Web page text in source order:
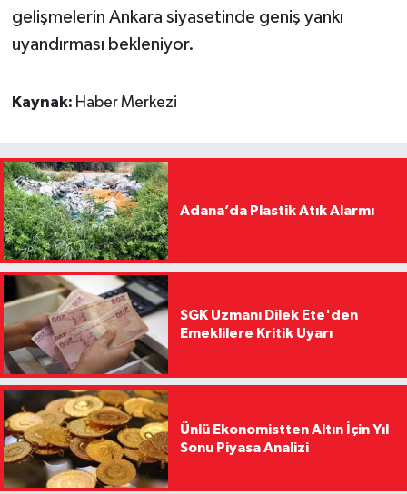
gelişmelerin Ankara siyasetinde geniş yankı
uyandırması bekleniyor.
Kaynak: Haber Merkezi
Adana’da Plastik Atık Alarmı
SGK Uzmanı Dilek Ete'den
Emeklilere Kritik Uyarı
Ünlü Ekonomistten Altın İçin Yıl
Sonu Piyasa Analizi